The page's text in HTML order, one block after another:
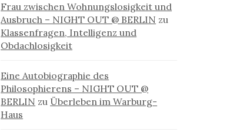
Frau zwischen Wohnungslosigkeit und
Ausbruch – NIGHT OUT @ BERLIN zu
Klassenfragen, Intelligenz und
Obdachlosigkeit
Eine Autobiographie des
Philosophierens – NIGHT OUT @
BERLIN zu Überleben im Warburg-
Haus